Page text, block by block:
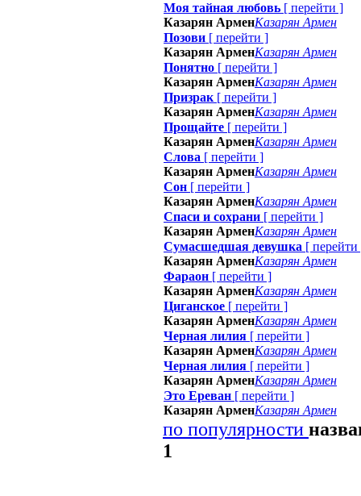
Моя тайная любовь [ перейти ]
Казарян АрменКазарян Армен
Позови [ перейти ]
Казарян АрменКазарян Армен
Понятно [ перейти ]
Казарян АрменКазарян Армен
Призрак [ перейти ]
Казарян АрменКазарян Армен
Прощайте [ перейти ]
Казарян АрменКазарян Армен
Слова [ перейти ]
Казарян АрменКазарян Армен
Сон [ перейти ]
Казарян АрменКазарян Армен
Спаси и сохрани [ перейти ]
Казарян АрменКазарян Армен
Сумаcшедшая девушка [ перейти
Казарян АрменКазарян Армен
Фараон [ перейти ]
Казарян АрменКазарян Армен
Циганское [ перейти ]
Казарян АрменКазарян Армен
Черная лилия [ перейти ]
Казарян АрменКазарян Армен
Черная лилия [ перейти ]
Казарян АрменКазарян Армен
Это Ереван [ перейти ]
Казарян АрменКазарян Армен
по популярности
1